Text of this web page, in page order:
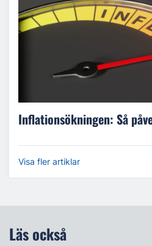
Inflationsökningen: Så
Visa fler artiklar
Läs också